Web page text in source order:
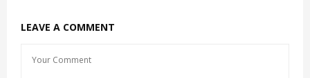
LEAVE A COMMENT